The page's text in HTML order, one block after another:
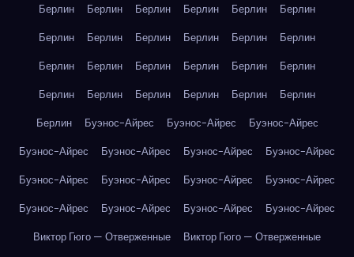
Берлин Берлин Берлин Берлин Берлин
Берлин
Берлин
Берлин Берлин Берлин Берлин
Берлин
Берлин
Берлин Берлин Берлин Берлин
Берлин
Берлин
Берлин Берлин Берлин Берлин
Берлин
Берлин
Буэнос-Айрес Буэнос-Айрес
Буэнос-Айрес
Буэнос-Айрес
Буэнос-Айрес Буэнос-Айрес
Буэнос-Айрес
Буэнос-Айрес
Буэнос-Айрес Буэнос-Айрес
Буэнос-Айрес
Буэнос-Айрес
Буэнос-Айрес Буэнос-Айрес
Буэнос-Айрес
Виктор Гюго — Отверженные
Виктор Гюго — Отверженные